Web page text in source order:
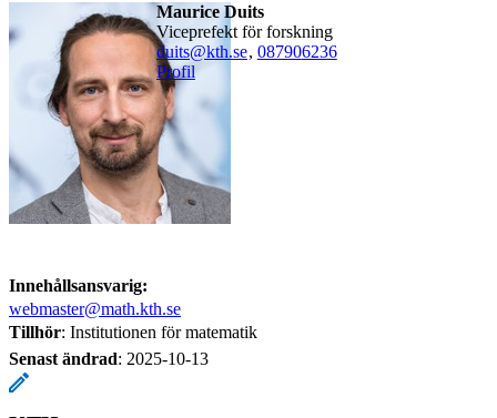
Maurice Duits
viceprefekt för forskning
duits@kth.se, 087906236
Profil
Innehållsansvarig:
webmaster@math.kth.se
Tillhör: Institutionen för matematik
Senast ändrad: 2025-10-13